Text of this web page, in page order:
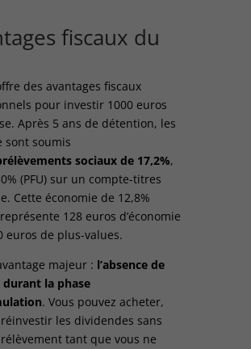
fiscaux du
des avantages fiscaux
pour investir 1000 euros
Après 5 ans de détention, les
sont soumis
sociaux de 17,2%,
(PFU) sur un compte-titres
Cette économie de 12,8%
128 euros d’économie
euros de plus-values.
majeur : l’absence de
la phase
. Vous pouvez acheter,
les dividendes sans
tant que vous ne